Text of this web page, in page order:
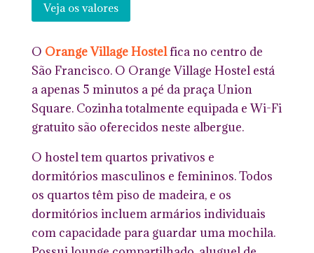
Veja os valores
O Orange Village Hostelfica no centro de
São Francisco. O Orange Village Hostel está
a apenas 5 minutos a pé da praça Union
Square. Cozinha totalmente equipada e Wi-Fi
gratuito são oferecidos neste albergue.
O hostel tem quartos privativos e
dormitórios masculinos e femininos. Todos
os quartos têm piso de madeira, e os
dormitórios incluem armários individuais
com capacidade para guardar uma mochila.